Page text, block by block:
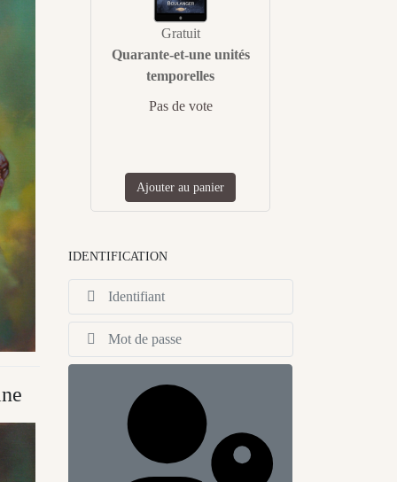
Gratuit
Quarante-et-une unités
temporelles
Pas de vote
Ajouter au panier
IDENTIFICATION